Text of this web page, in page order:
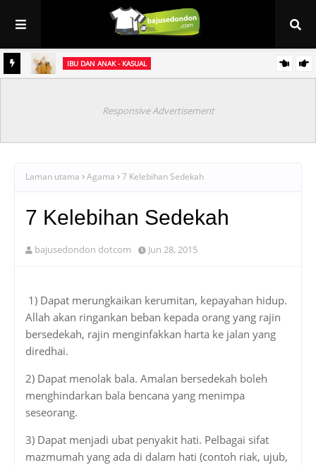
IBU DAN ANAK - KASUAL
Responsive Advertisement
Laman utama Agama 7 Kelebihan Sedekah
7 Kelebihan Sedekah
bajusedondon dotcom Jun 28, 2015
1) Dapat merungkaikan kerumitan, kepayahan hidup.
Allah akan ringankan beban kepada orang yang rajin
bersedekah, rajin menginfakkan harta ke jalan yang
diredhai.
2) Dapat menolak bala. Amalan bersedekah boleh
menghindarkan bala bencana yang menimpa
seseorang.
3) Dapat menjadi ubat penyakit hati. Pelbagai sifat
mazmumah yang ada di dalam hati (contoh riak, ujub,